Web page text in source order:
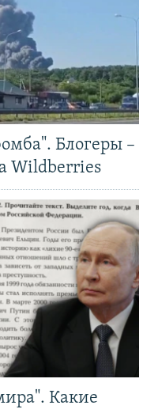
Блогеры –
Wildberries
Какие